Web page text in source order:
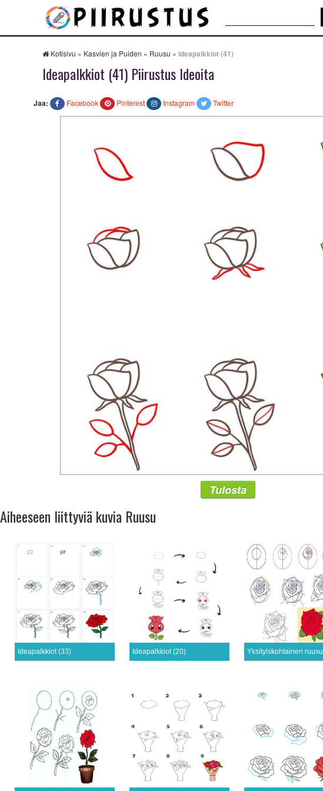
Kotisivu » Kasvien ja Puiden » Ruusu » Ideapalkkiot (41)
Ideapalkkiot (41) Piirustus Ideoita
Jaa: Facebook Pinterest Instagram Twitter
Tulosta
Aiheeseen liittyviä kuvia Ruusu
Ideapalkkiot (33) Ideapalkkiot (20) Yksityiskohtainen ruusu